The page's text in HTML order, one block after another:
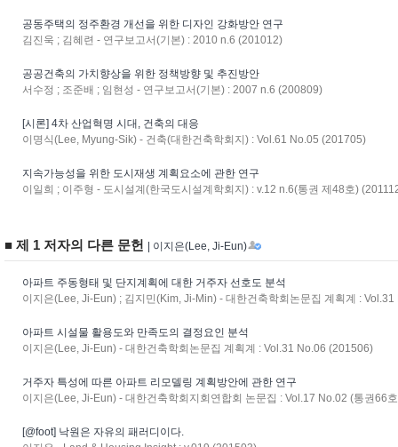
공동주택의 정주환경 개선을 위한 디자인 강화방안 연구
김진욱 ; 김혜련 - 연구보고서(기본) : 2010 n.6 (201012)
공공건축의 가치향상을 위한 정책방향 및 추진방안
서수정 ; 조준배 ; 임현성 - 연구보고서(기본) : 2007 n.6 (200809)
[시론] 4차 산업혁명 시대, 건축의 대응
이명식(Lee, Myung-Sik) - 건축(대한건축학회지) : Vol.61 No.05 (201705)
지속가능성을 위한 도시재생 계획요소에 관한 연구
이일희 ; 이주형 - 도시설계(한국도시설계학회지) : v.12 n.6(통권 제48호)
■ 제 1 저자의 다른 문헌 | 이지은(Lee, Ji-Eun)
아파트 주동형태 및 단지계획에 대한 거주자 선호도 분석
이지은(Lee, Ji-Eun) ; 김지민(Kim, Ji-Min) - 대한건축학회논문집 계획계 :
아파트 시설물 활용도와 만족도의 결정요인 분석
이지은(Lee, Ji-Eun) - 대한건축학회논문집 계획계 : Vol.31 No.06 (201506)
거주자 특성에 따른 아파트 리모델링 계획방안에 관한 연구
이지은(Lee, Ji-Eun) - 대한건축학회지회연합회 논문집 : Vol.17 No.02 (통권66
[@foot] 낙원은 자유의 패러디이다.